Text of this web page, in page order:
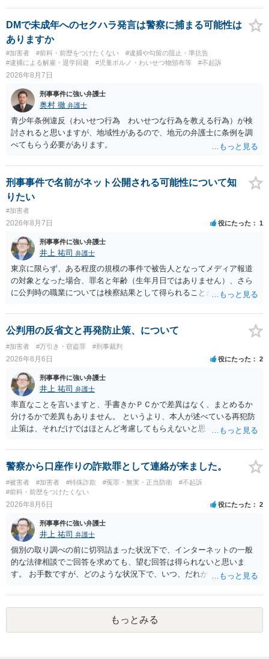
いた場合、故意だと判定されやすいのでしょうか？ お伺いする限り、
故意があると判断されることは無いかと思います。 ②逮捕、呼び出し
の可能性 この行為により、痴漢やその他の犯罪を犯したとして、逮
捕、呼び出しされる可能性はどれほどでしょうか？ 誤って当たってし
まっただけであり、さらにその場で女性等のアクションが無かったこ
とからすると、この後に呼び出される可能性は極めて低いと思いま
能性があると考えれば良いのでしょうか？ 逮捕や呼び出しの可能性は
極めて低いと思います。 連絡が来ることはないでしょう。
DMで未成年へのセクハラ発言は警察に捕まる可能性は
ありますか
#加害者 #前科・前歴をつけたくない
#逮捕や勾留の阻止・準抗告
#逮捕による解雇・退学回避
#児童ポルノ・わいせつ物頒布等 #不起訴
2026年8月7日
刑事事件に強い弁護士
奥村 徹 弁護士
青少年条例違反（わいせつ行為 わいせつな行為を教える行為）が検
討されると思いますが、地域性があるので、地元の弁護士に条例を調
べてもらう必要があります。
刑事事件で名前がネット公開される可能性について知
りたい
#加害者
2026年8月7日 役にたった 1
刑事事件に強い弁護士
井上 祐司 弁護士
東京に限らず、ある程度の規模の事件で被告人となってメディア報道
の対象となった場合、罪名と年齢（生年月日ではありません）、さら
に公判時の職業については検察結果として得られることが通常です。
公判用の反省文と再発防止策、について
#加害者 #万引き・窃盗罪 #刑事裁判
2026年8月6日 役にたった 2
刑事事件に強い弁護士
井上 祐司 弁護士
率直なことを言いますと、手書きかＰＣかで差異はなく、まとめるか
分けるかで差異もありません。 というより、本人が述べている再犯防
止策は、それだけではほとんど考慮してもらえないと思った方が良い
やカウンセリング・治療の内容 ・利用している再犯防止策（例えば保
護観察所と連携した職業支援の内容や具体的な就労・監督状況） ・監
督者の証言 など、証拠で担保された客観性と実現可能性があるもので
なければあまり意味がありません。 もともと執行猶予が狙える事案で
あれば本人の反省の言葉だけで十分であり、実刑となるか微妙な事案
いうのが実感です。
警察から口座作りの詐欺罪として連絡が来ました。
#被害者 #加害者 #特殊詐欺 #冤罪・無実・正当防衛
#不起訴
#前科・前歴をつけたくない
2026年8月6日 役にたった 2
刑事事件に強い弁護士
井上 祐司 弁護士
個別の取り調べの前に切羽詰まった状況下で、インターネットの一般
的な法律相談でご回答を求めても、望む回答は得られないと思いま
す。 お手数ですが、どのような状況下で、いつ、だれからどのような
の程度だと聞いているのかということについて、お近くで詳細な法律
相談を受けられたうえで対処方法を探された方がよいと思われます。
一般論でいえば、任意取り調べの場合、ＩＣレコーダーを持参して取
り調べ内容を録音することは必須だと考えます。
もっとみる